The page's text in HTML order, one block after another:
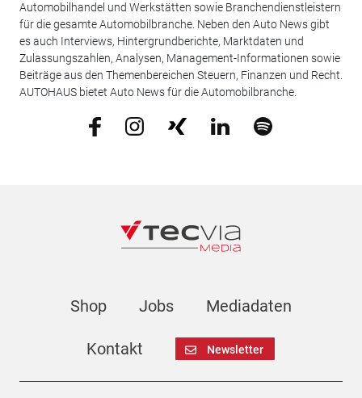
Automobilhandel und Werkstätten sowie Branchendienstleistern
für die gesamte Automobilbranche. Neben den Auto News gibt
es auch Interviews, Hintergrundberichte, Marktdaten und
Zulassungszahlen, Analysen, Management-Informationen sowie
Beiträge aus den Themenbereichen Steuern, Finanzen und Recht.
AUTOHAUS bietet Auto News für die Automobilbranche.
Shop Jobs Mediadaten
Kontakt Newsletter